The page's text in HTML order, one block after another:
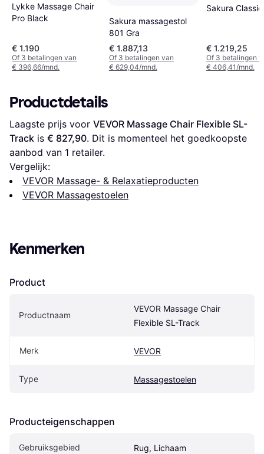
Lykke Massage Chair
Pro Black
€ 1.190
Of 3 betalingen van
€ 396,66/mnd.
Sakura massagestol
801 Gra
€ 1.887,13
Of 3 betalingen van
€ 629,04/mnd.
Sakura
€ 1.219,25
Of 3 betalingen
€ 406,41/mnd.
Productdetails
Laagste prijs voor VEVOR Massage Chair Flexible SL-
Track is € 827,90. Dit is momenteel het goedkoopste
aanbod van 1 retailer.
Vergelijk:
VEVOR Massage- & Relaxatieproducten
VEVOR Massagestoelen
Kenmerken
Product
Productnaam
VEVOR Massage Chair
Flexible SL-Track
Merk VEVOR
Type Massagestoelen
Producteigenschappen
Gebruiksgebied Rug, Lichaam